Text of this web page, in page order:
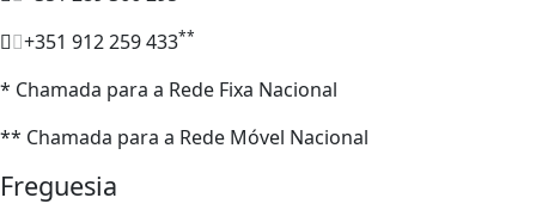
+351 912 259 433**
* Chamada para a Rede Fixa Nacional
** Chamada para a Rede Móvel Nacional
Freguesia